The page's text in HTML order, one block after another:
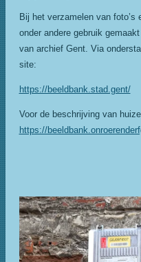
Bij het verzamelen van foto’s
onder andere gebruik
van archief Gent. Via
site:
https://beeldbank.stad.gent/
Voor de beschrijving van
https://